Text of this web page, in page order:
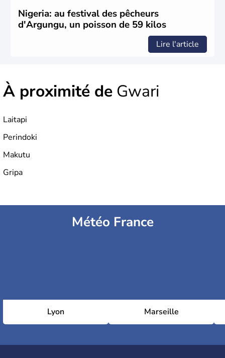
Nigeria: au festival des pêcheurs
d'Argungu, un poisson de 59 kilos
Lire l'article
À proximité de Gwari
Laitapi
Perindoki
Makutu
Gripa
Météo France
Lyon Marseille